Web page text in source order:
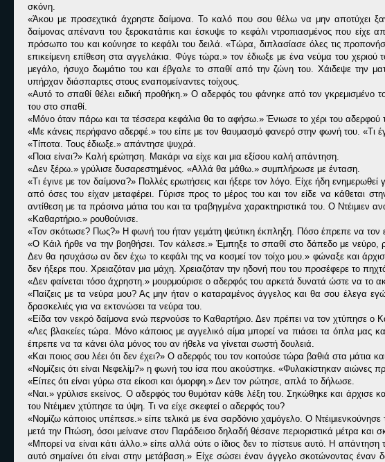
σκόνη.
«Άκου με προσεχτικά άχρηστε δαίμονα. Το καλό που σου θέλω να μην αποτύχει
δαίμονας απέναντι του ξεροκατάπιε και έσκυψε το κεφάλι ντροπιασμένος που είχε
πρόσωπο του και κούνησε το κεφάλι του δειλά. «Τώρα, διπλασίασε όλες τις
επικείμενη επίθεση στα αγγελάκια. Φύγε τώρα.» τον έδιωξε με ένα νεύμα του χεριού
μεγάλο, ήσυχο δωμάτιο του και έβγαλε το σπαθί από την ζώνη του. Χάιδεψε την
υπήρχαν διάσπαρτες στους εναπομείναντες τοίχους.
«Αυτό το σπαθί θέλει ειδική προθήκη.» Ο αδερφός του φάνηκε από τον γκρεμισμένο
του στο σπαθί.
«Μόνο όταν πάρω και τα τέσσερα κεφάλια θα το αφήσω.» Ένιωσε το χέρι του αδερφού
«Με κάνεις περήφανο αδερφέ.» του είπε με τον θαυμασμό φανερό στην φωνή του. «Τι
«Τίποτα. Τους έδιωξε.» απάντησε ψυχρά.
«Ποια είναι?» Καλή ερώτηση. Μακάρι να είχε και μια εξίσου καλή απάντηση.
«Δεν ξέρω.» γρύλισε δυσαρεστημένος. «Αλλά θα μάθω.» συμπλήρωσε με ένταση.
«Τι έγινε με τον δαίμονα?» Πολλές ερωτήσεις και ήξερε τον λόγο. Είχε ήδη
από όσες του είχαν μεταφέρει. Γύρισε προς το μέρος του και τον είδε να κάθεται
αντίθεση με τα πράσινα μάτια του και τα τραβηγμένα χαρακτηριστικά του. Ο Ντέιμιεν
«Καθαρτήριο.» ρουθούνισε.
«Τον σκότωσε? Πως?» Η φωνή του ήταν γεμάτη ψεύτικη έκπληξη. Πόσο έπρεπε να τον
«Ο Κάιλ ήρθε να την βοηθήσει. Τον κάλεσε.» Έμπηξε το σπαθί στο δάπεδο με
Δεν θα ησυχάσω αν δεν έχω το κεφάλι της να κοσμεί τον τοίχο μου.» φώναξε και
δεν ήξερε που. Χρειαζόταν μια μάχη. Χρειαζόταν την ηδονή που του προσέφερε το
«Δεν φαίνεται τόσο άχρηστη.» μουρμούρισε ο αδερφός του αρκετά δυνατά ώστε να το
«Παίζεις με τα νεύρα μου? Ας μην ήταν ο καταραμένος άγγελος και θα σου έλεγα
δρασκελιές για να εκτονώσει τα νεύρα του.
«Είδα τον νεκρό δαίμονα ενώ περνούσε το Καθαρτήριο. Δεν πρέπει να τον χτύπησε ο
«Λες βλακείες τώρα. Μόνο κάποιος με αγγελικό αίμα μπορεί να πιάσει τα όπλα μας
έπρεπε να τα κάνει όλα μόνος του αν ήθελε να γίνεται σωστή δουλειά.
«Και ποιος σου λέει ότι δεν έχει?» Ο αδερφός του τον κοιτούσε τώρα βαθιά στα
«Νομίζεις ότι είναι Νεφελίμ?» η φωνή του ίσα που ακούστηκε. «Φυλακίστηκαν αιώνες
«Είπες ότι είναι γύρω στα είκοσι και όμορφη.» Δεν τον ρώτησε, απλά το δήλωσε.
«Ναι.» γρύλισε εκείνος. Ο αδερφός του θυμόταν κάθε λέξη του. Σηκώθηκε και άρχισε
του Ντέιμιεν χτύπησε τα ύψη. Τι να είχε σκεφτεί ο αδερφός του?
«Νομίζω κάποιος υπέπεσε.» είπε τελικά με ένα σαρδόνιο χαμόγελο. Ο Ντέιμιενκούνησε
μετά την Πτώση, όσοι μείνανε στον Παράδεισο δηλαδή θέσανε περιοριστικά μέτρα και
«Μπορεί να είναι κάτι άλλο.» είπε αλλά ούτε ο ίδιος δεν το πίστευε αυτό. Η απάντηση
αυτό σημαίνει ότι είναι στην μετάβαση.» Είχε σώσει έναν άγγελο σκοτώνοντας